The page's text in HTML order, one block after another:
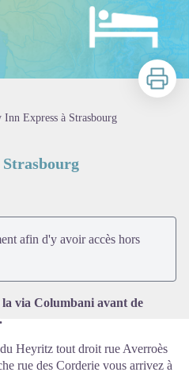
Imprimer
Inn Express à Strasbourg
afin d'y avoir accès hors
la via Columbani avant de
Heyritz tout droit rue Averroès
rue des Corderie vous arrivez à